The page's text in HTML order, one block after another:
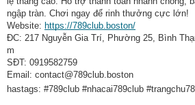
ngập tràn. Chơi ngay để rinh thưởng cực lớn!
Website: https://789club.boston/
ĐC: 217 Nguyễn Gia Trí, Phường 25, Bình
m
SĐT: 0919582759
Email: contact@789club.boston
hastags: #789club #nhacai789club